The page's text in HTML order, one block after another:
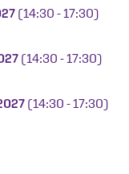
(14:30 - 17:30)
(14:30 - 17:30)
(14:30 - 17:30)